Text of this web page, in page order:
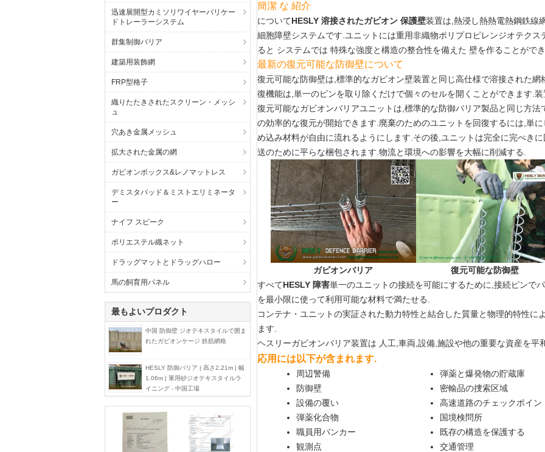
迅速展開型カミソリワイヤーバリケー
ドトレーラーシステム
群集制御バリア
建築用装飾網
FRP型格子
織りたたきされたスクリーン・メッシ
ュ
穴あき金属メッシュ
拡大された金属の網
ガビオンボックス&レノマットレス
デミスタパッド＆ミストエリミネータ
ー
ナイフ スピーク
ポリエステル織ネット
ドラッグマットとドラッグハロー
馬の飼育用パネル
最もよいプロダクト
中国 防御壁 ジオテキスタイルで囲ま
れたガビオンケージ 鉄筋網格
HESLY 防御バリア | 高さ2.21m | 幅
1.06m | 軍用砂ジオテキスタイルラ
イニング - 中国工場
簡潔 な 紹介
についてHESLY 溶接されたガビオン 保護壁装置は,熱浸し熱熱電熱鋼鉄線
細胞障壁システムです.ユニットには重用非織物ポリプロピレンジオテク
ると システムでは 特殊な強度と構造の整合性を備えた 壁を作ることがで
最新の復元可能な防御壁について
復元可能な防御壁は,標準的なガビオン壁装置と同じ高仕様で溶接された
復機能は,単一のピンを取り除くだけで個々のセルを開くことができます.
復元可能なガビオンバリアユニットは,標準的な防御バリア製品と同じ方
の効率的な復元が開始できます.廃棄のためのユニットを回復するには,単
め込み材料が自由に流れるようにします.その後,ユニットは完全に完ぺき
送のために平らな梱包されます.物流と環境への影響を大幅に削減する.
ガビオンバリア
復元可能な防御壁
すべてHESLY 障害単一のユニットの接続を可能にするために,接続ピンで
を最小限に使って利用可能な材料で満たせる.
コンテナ・ユニットの実証された動力特性と結合した質量と物理的特性に
ます.
ヘスリーガビオンバリア装置は 人工,車両,設備,施設や他の重要な資産を平
応用には以下が含まれます.
周辺警備
防御壁
設備の覆い
弾薬化合物
職員用バンカー
観測点
弾薬と爆発物の貯蔵庫
密輸品の捜索区域
高速道路のチェックポイン
国境検問所
既存の構造を保護する
交通管理